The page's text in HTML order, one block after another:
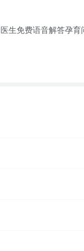
生免费语音解答孕